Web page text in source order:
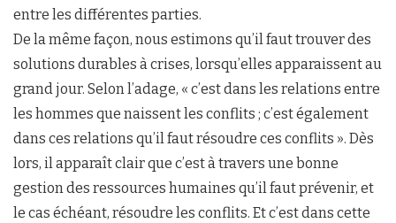
entre les différentes parties.
De la même façon, nous estimons qu’il faut trouver des
solutions durables à crises, lorsqu’elles apparaissent au
grand jour. Selon l’adage, « c’est dans les relations entre
les hommes que naissent les conflits ; c’est également
dans ces relations qu’il faut résoudre ces conflits ». Dès
lors, il apparaît clair que c’est à travers une bonne
gestion des ressources humaines qu’il faut prévenir, et
le cas échéant, résoudre les conflits. Et c’est dans cette